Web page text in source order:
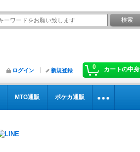
0 カートの中身
ログイン 新規登録
MTG通販 ポケカ通販